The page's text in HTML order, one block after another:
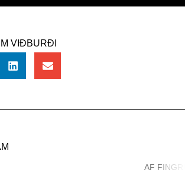
VIÐBURÐI
AF